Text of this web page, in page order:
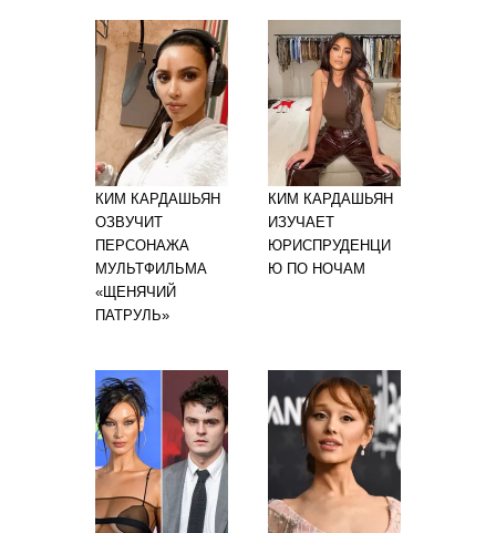
КИМ КАРДАШЬЯН
ОЗВУЧИТ
ПЕРСОНАЖА
МУЛЬТФИЛЬМА
«ЩЕНЯЧИЙ
ПАТРУЛЬ»
КИМ КАРДАШЬЯН
ИЗУЧАЕТ
ЮРИСПРУДЕНЦИ
Ю ПО НОЧАМ